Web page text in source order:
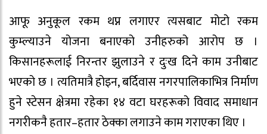
आफू अनुकूल रकम थप्न लगाएर त्यसबाट मोटो रकम
कुम्ल्याउने योजना बनाएको उनीहरुको आरोप छ ।
किसानहरूलाई निरन्तर झुलाउने र दुःख दिने काम उनीबाट
भएको छ । त्यतिमात्रै होइन, बर्दिवास नगरपालिकाभित्र निर्माण
हुने स्टेसन क्षेत्रमा रहेका १४ वटा घरहरूको विवाद समाधान
नगरीकनै हतार–हतार ठेक्का लगाउने काम गराएका थिए ।